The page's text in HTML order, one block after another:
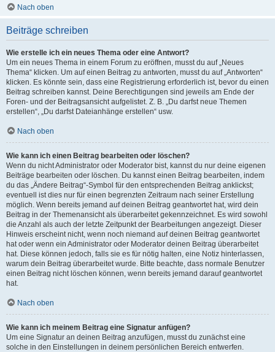
Nach oben
Beiträge schreiben
Wie erstelle ich ein neues Thema oder eine Antwort?
Um ein neues Thema in einem Forum zu eröffnen, musst du auf „Neues
Thema“ klicken. Um auf einen Beitrag zu antworten, musst du auf „Antworten“
klicken. Es könnte sein, dass eine Registrierung erforderlich ist, bevor du einen
Beitrag schreiben kannst. Deine Berechtigungen sind jeweils am Ende der
Foren- und der Beitragsansicht aufgelistet. Z. B. „Du darfst neue Themen
erstellen“, „Du darfst Dateianhänge erstellen“ usw.
Nach oben
Wie kann ich einen Beitrag bearbeiten oder löschen?
Wenn du nicht Administrator oder Moderator bist, kannst du nur deine eigenen
Beiträge bearbeiten oder löschen. Du kannst einen Beitrag bearbeiten, indem
du das „Ändere Beitrag“-Symbol für den entsprechenden Beitrag anklickst;
eventuell ist dies nur für einen begrenzten Zeitraum nach seiner Erstellung
möglich. Wenn bereits jemand auf deinen Beitrag geantwortet hat, wird dein
Beitrag in der Themenansicht als überarbeitet gekennzeichnet. Es wird sowohl
die Anzahl als auch der letzte Zeitpunkt der Bearbeitungen angezeigt. Dieser
Hinweis erscheint nicht, wenn noch niemand auf deinen Beitrag geantwortet
hat oder wenn ein Administrator oder Moderator deinen Beitrag überarbeitet
hat. Diese können jedoch, falls sie es für nötig halten, eine Notiz hinterlassen,
warum dein Beitrag überarbeitet wurde. Bitte beachte, dass normale Benutzer
einen Beitrag nicht löschen können, wenn bereits jemand darauf geantwortet
hat.
Nach oben
Wie kann ich meinem Beitrag eine Signatur anfügen?
Um eine Signatur an deinen Beitrag anzufügen, musst du zunächst eine
solche in den Einstellungen in deinem persönlichen Bereich entwerfen.